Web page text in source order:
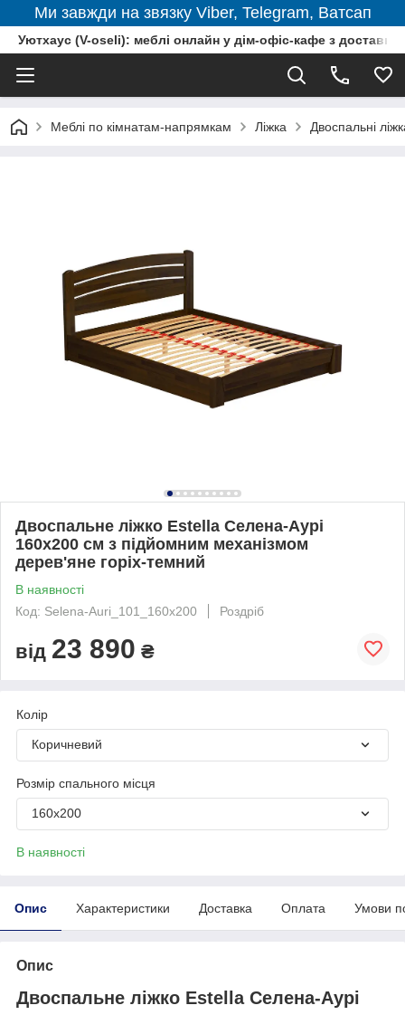
Ми завжди на звязку Viber, Telegram, Ватсап
Уютхаус (V-oseli): меблі онлайн у дім-офіс-кафе з
Меблі по кімнатам-напрямкам Ліжка Двоспальні
Двоспальне ліжко Estella Селена-Аурі
160х200 см з підйомним механізмом
дерев'яне горіх-темний
В наявності
Код: Selena-Auri_101_160х200
Роздріб
від 23 890 ₴
Колір
Коричневий
Розмір спального місця
160х200
В наявності
Опис Характеристики Доставка Оплата Умови
Опис
Двоспальне ліжко Estella Селена-Аурі